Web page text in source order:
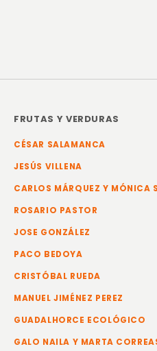
FRUTAS Y VERDURAS
CÉSAR SALAMANCA
JESÚS VILLENA
CARLOS MÁRQUEZ Y MÓNICA
ROSARIO PASTOR
JOSE GONZÁLEZ
PACO BEDOYA
CRISTÓBAL RUEDA
MANUEL JIMÉNEZ PEREZ
GUADALHORCE ECOLÓGICO
GALO NAILA Y MARTA